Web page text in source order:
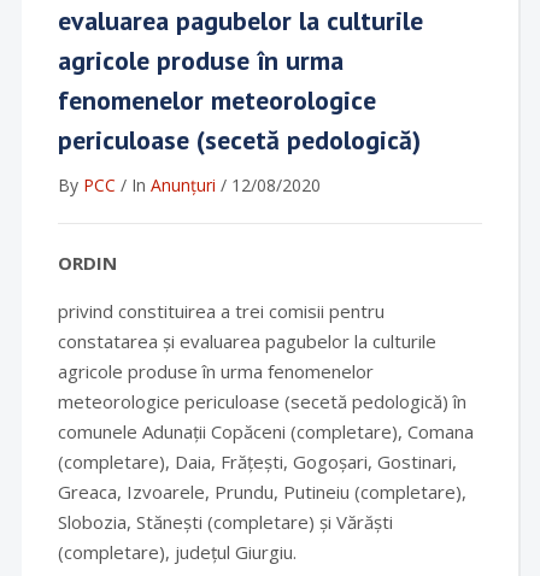
evaluarea pagubelor la culturile
agricole produse în urma
fenomenelor meteorologice
periculoase (secetă pedologică)
By PCC / In Anunțuri / 12/08/2020
ORDIN
privind constituirea a trei comisii pentru
constatarea și evaluarea pagubelor la culturile
agricole produse în urma fenomenelor
meteorologice periculoase (secetă pedologică) în
comunele Adunații Copăceni (completare), Comana
(completare), Daia, Frățești, Gogoșari, Gostinari,
Greaca, Izvoarele, Prundu, Putineiu (completare),
Slobozia, Stănești (completare) și Vărăști
(completare), județul Giurgiu.